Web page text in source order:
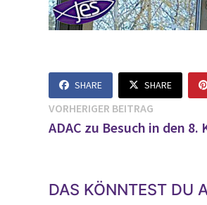
SHARE SHARE
VORHERIGER BEITRAGVorheriger
Beitrag:
ADAC zu Besuch in den 8.
DAS KÖNNTEST DU